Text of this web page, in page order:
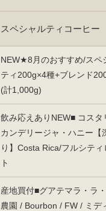
スペシャルティコーヒー
NEW★8月のおすすめ/スペ
ティ200g×4種+ブレンド
(計1,000g)
飲み応えありNEW■ コスタ
カンデリージャ・ハニー【
り】Costa Rica/フルシティ
ト
産地買付■グアテマラ・ラ
農園 / Bourbon / FW / ミデ